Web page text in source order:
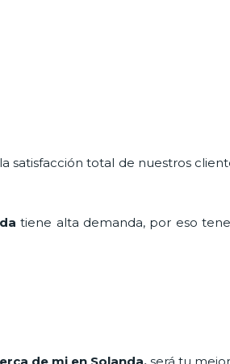
satisfacción total de nuestros
tiene alta demanda, por eso
de mi en Solanda,será tu